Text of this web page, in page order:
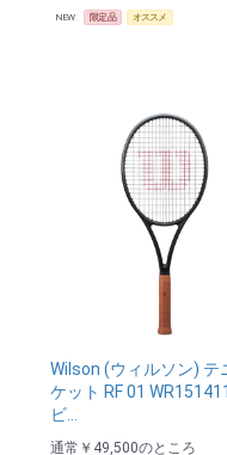
NEW 限定品 オススメ
Wilson (ウィルソン) テ
ケット RF 01
ビ…
通常 ￥49,500のところ